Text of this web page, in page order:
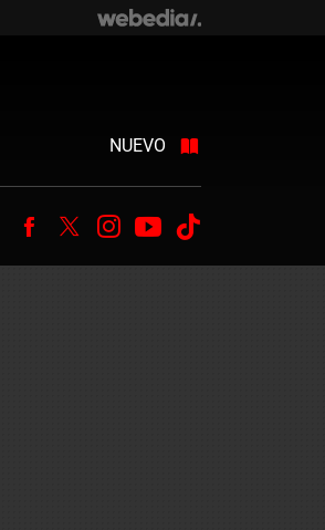
NUEVO
Facebook
TwitterInstagram
Youtube